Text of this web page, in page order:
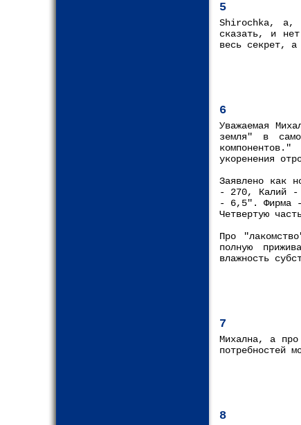
5
Shirochka, а,
сказать, и
весь секрет, а
6
Уважаемая
земля" в
укоренения
Заявлено как
- 270, Калий -
- 6,5". Фирма -
Четвертую
Про
полную
влажность
7
Михална, а
потребностей
8